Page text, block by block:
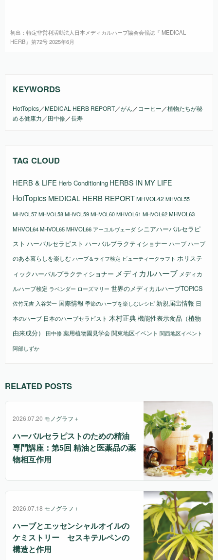
初出：特定非営利活動法人日本メディカルハーブ協会会報誌『 MEDICAL
HERB』第72号 2025年6月
KEYWORDS
HotTopics／MEDICAL HERB REPORT／がん ／ コーヒー ／植物たちが秘
める健康力 ／田中修／長寿
TAG CLOUD
HERB & LIFE Herb Conditioning HERBS IN MY LIFE
HotTopics MEDICAL HERB REPORTMHVOL42 MHVOL55
MHVOL57 MHVOL58 MHVOL59 MHVOL60 MHVOL61 MHVOL62MHVOL63
MHVOL64MHVOL65MHVOL66 アーユルヴェーダ シニアハーバルセラピ
スト ハーバルセラピスト ハーバルプラクティショナー ハーブハーブ
のある暮らしを楽しむ ハーブ＆ライフ検定 ビューティークラフト ホリステ
ィックハーバルプラクティショナー メディカルハーブ メディカ
ルハーブ検定 ラベンダー ローズマリー 世界のメディカルハーブTOPICS
佐竹元吉 入谷栄一 国際情報 季節のハーブを楽しむレシピ 新規届出情報 日
本のハーブ 日本のハーブセラピスト 木村正典機能性表示食品（植物
由来成分）
田中修 薬用植物園見学会関東地区イベント 関西地区イベント
阿部しずか
RELATED POSTS
2026.07.20 モノグラフ＋
ハーバルセラピストのための精油
専門講座：第5回 精油と医薬品の薬
物相互作用
2026.07.18 モノグラフ＋
ハーブとエッセンシャルオイルの
ケミストリー セスキテルペンの
構造と作用